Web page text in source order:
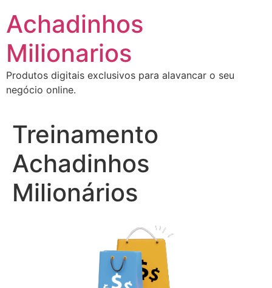
para
conteúdo
Achadinhos
Milionarios
Produtos digitais exclusivos para alavancar o seu
negócio online.
Treinamento
Achadinhos
Milionários